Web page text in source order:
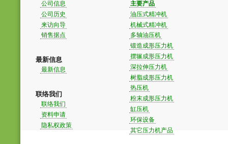
公司信息
公司历史
来访向导
销售据点
最新信息
最新信息
联络我们
联络我们
资料申请
隐私权政策
主要产品
油压式精冲机
机械式精冲机
多轴油压机
锻造成形压力机
摆辗成形压力机
深拉伸压力机
树脂成形压力机
热压机
粉末成形压力机
缸压机
环保设备
其它压力机产品